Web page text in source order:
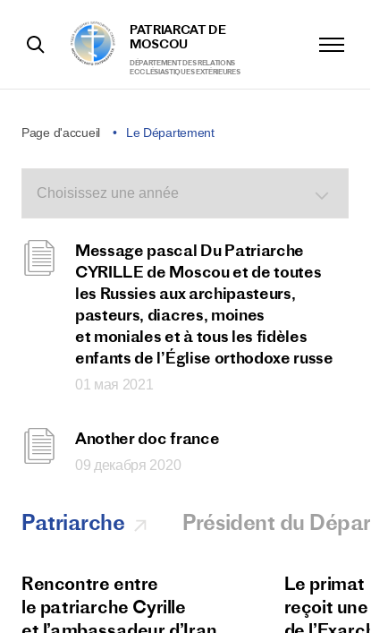
PATRIARCAT DE
MOSCOU
DÉPARTEMENT DES RELATIONS
ECCLÉSIASTIQUES EXTÉRIEURES
Page d'accueil Le Département
Message pascal Du Patriarche
CYRILLE de Moscou et de toutes
les Russies aux archipasteurs,
pasteurs, diacres, moines
et moniales et à tous les fidèles
enfants de l’Église orthodoxe russe
01 мая 2021
Another doc france
09 декабря 2020
Patriarche Président du
Rencontre entre
le patriarche Cyrille
Le primat
reçoit